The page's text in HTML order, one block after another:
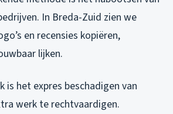
In Breda-Zuid zien we
en recensies kopiëren,
lijken.
is het expres beschadigen van
werk te rechtvaardigen.